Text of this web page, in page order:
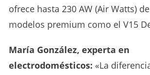
ofrece hasta 230 AW (Air Watts)
modelos premium como el V15
María González, experta en
electrodomésticos: «La